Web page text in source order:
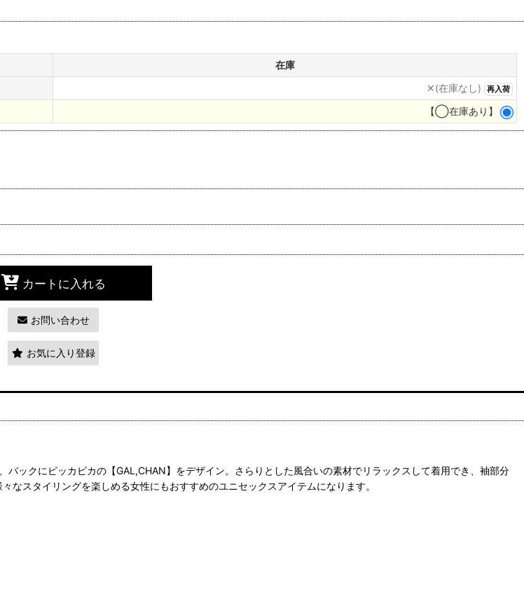
在庫
✕(在庫なし) 再入荷
【◯在庫あり】
カートに入れる
お問い合わせ
お気に入り登録
ックにピッカピカの【GAL,CHAN】をデザイン。さらりとした風合いの素材でリラックスして着用でき、袖部分
スタイリングを楽しめる女性にもおすすめのユニセックスアイテムになります。